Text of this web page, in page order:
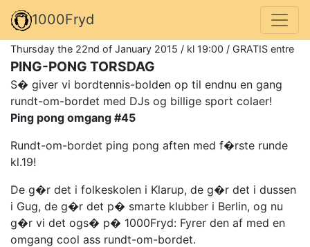
1000Fryd
Thursday the 22nd of January 2015 / kl 19:00 / GRATIS entre
PING-PONG TORSDAG
S� giver vi bordtennis-bolden op til endnu en gang
rundt-om-bordet med DJs og billige sport colaer!
Ping pong omgang #45
Rundt-om-bordet ping pong aften med f�rste runde
kl.19!
De g�r det i folkeskolen i Klarup, de g�r det i dussen
i Gug, de g�r det p� smarte klubber i Berlin, og nu
g�r vi det ogs� p� 1000Fryd: Fyrer den af med en
omgang cool ass rundt-om-bordet.